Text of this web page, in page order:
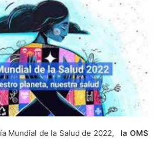
Mundial de la Salud de 2022, la OMS